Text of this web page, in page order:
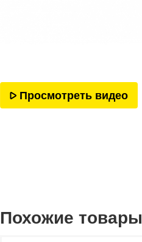
Просмотреть видео
Похожие товары